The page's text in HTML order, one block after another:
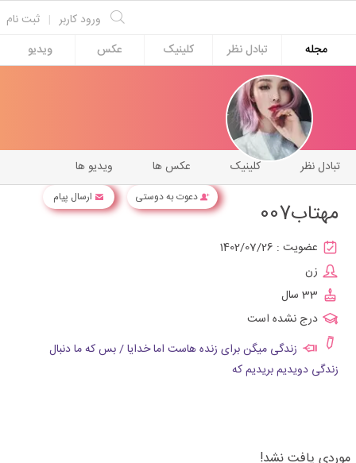
ثبت نام | ورود کاربر
مجله
تبادل نظر کلینیک عکس ویدیو
دعوت به دوستی ارسال پیام
ویدیو ها عکس ها کلینیک تبادل نظر
مهتاب007
عضویت : 1402/07/26
زن
33 سال
درج نشده است
زندگی میگن برای زنده هاست اما خدایا / بس که ما دنبال
زندگی دویدیم بریدیم که
موردی یافت نشد!